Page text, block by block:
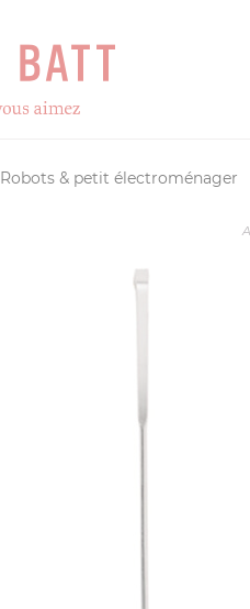
Robots & petit électroménager